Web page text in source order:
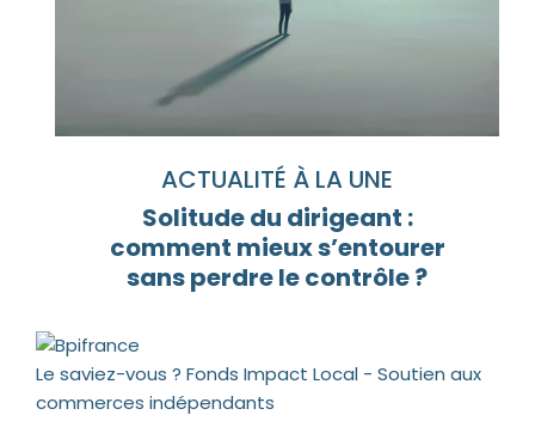
ACTUALITÉ À LA UNE
Solitude du dirigeant :
comment mieux s’entourer
sans perdre le contrôle ?
Le saviez-vous ? Fonds Impact Local - Soutien aux
commerces indépendants